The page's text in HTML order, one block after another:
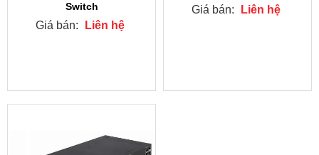
Switch
Giá bán: Liên hệ
Giá bán: Liên hệ